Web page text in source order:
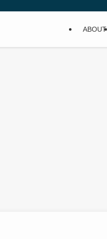
ABOUT